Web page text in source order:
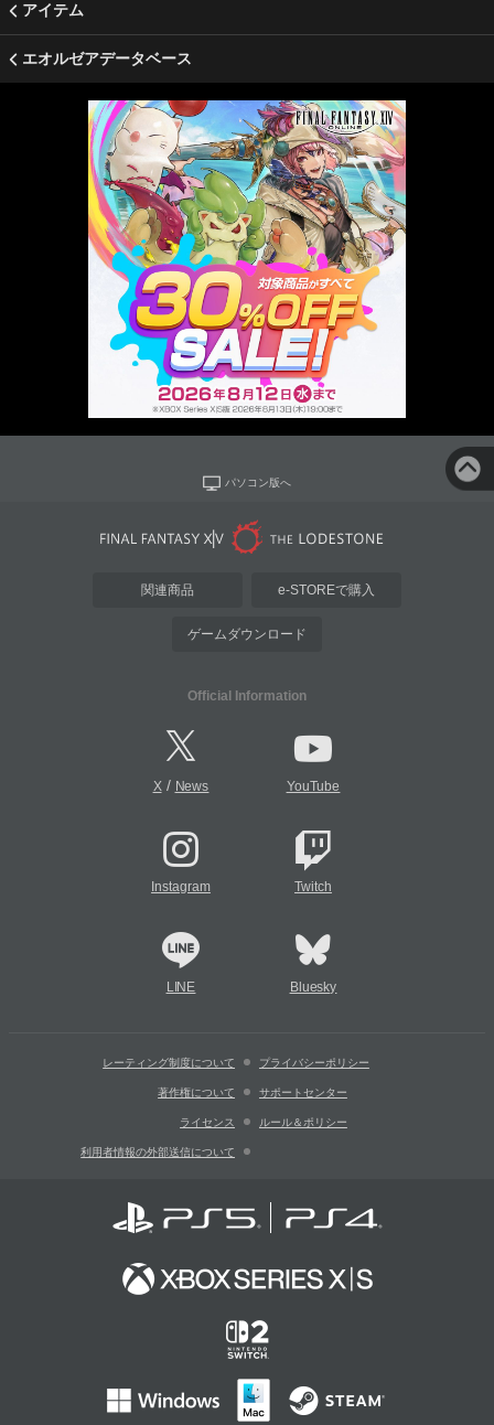
アイテム
エオルゼアデータベース
パソコン版へ
関連商品 e-STOREで購入
ゲームダウンロード
Official Information
X/ News YouTube
Instagram Twitch
LINE Bluesky
レーティング制度について プライバシーポリシー
著作権について サポートセンター
ライセンス ルール＆ポリシー
利用者情報の外部送信について